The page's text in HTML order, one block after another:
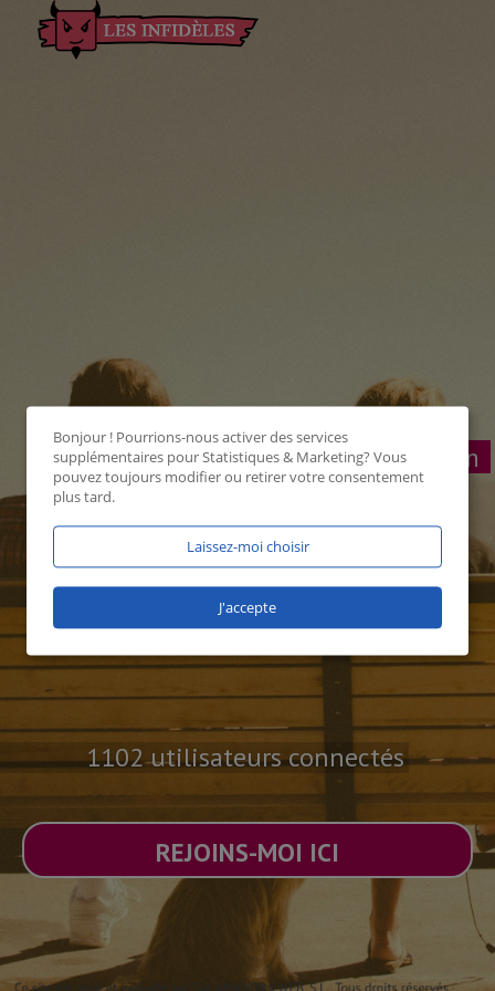
Connexion
1102 utilisateurs connectés
REJOINS-MOI ICI
Bonjour ! Pourrions-nous activer des services
supplémentaires pourStatistiques & Marketing? Vous
pouvez toujours modifier ou retirer votre consentement
plus tard.
Laissez-moi choisir
J'accepte